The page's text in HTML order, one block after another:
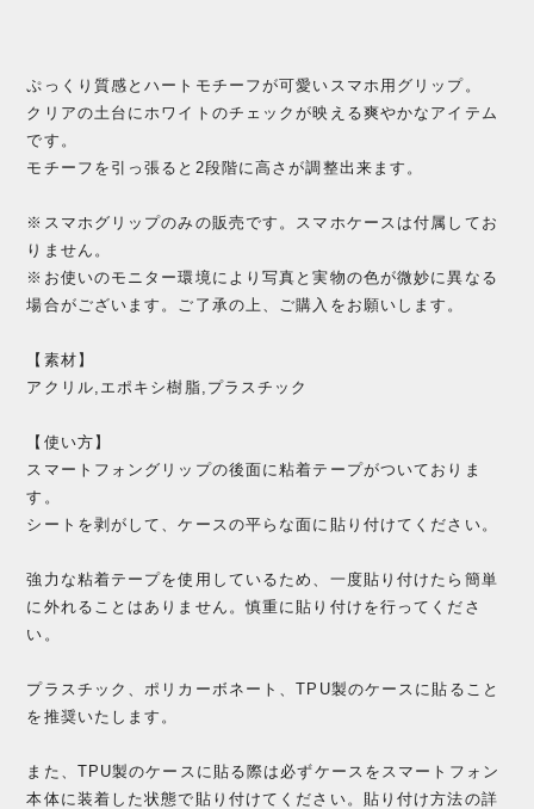
ぷっくり質感とハートモチーフが可愛いスマホ用グリップ。
クリアの土台にホワイトのチェックが映える爽やかなアイテム
です。
モチーフを引っ張ると2段階に高さが調整出来ます。
※スマホグリップのみの販売です。スマホケースは付属してお
りません。
※お使いのモニター環境により写真と実物の色が微妙に異なる
場合がございます。ご了承の上、ご購入をお願いします。
【素材】
アクリル,エポキシ樹脂,プラスチック
【使い方】
スマートフォングリップの後面に粘着テープがついておりま
す。
シートを剥がして、ケースの平らな面に貼り付けてください。
強力な粘着テープを使用しているため、一度貼り付けたら簡単
に外れることはありません。慎重に貼り付けを行ってくださ
い。
プラスチック、ポリカーボネート、TPU製のケースに貼ること
を推奨いたします。
また、TPU製のケースに貼る際は必ずケースをスマートフォン
本体に装着した状態で貼り付けてください。貼り付け方法の詳